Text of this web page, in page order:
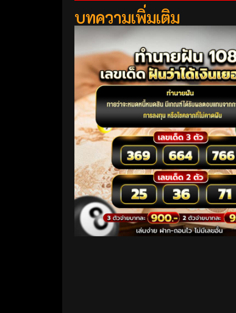
บทความเพิ่มเติม